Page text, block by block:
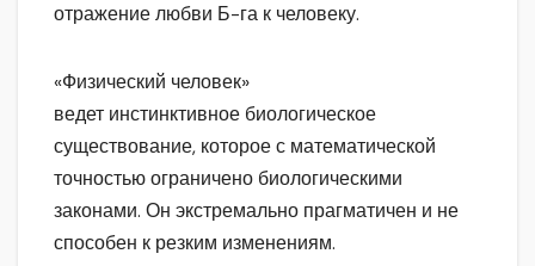
отражение любви Б-га к человеку.
«Физический человек»
ведет инстинктивное биологическое
существование, которое с математической
точностью ограничено биологическими
законами. Он экстремально прагматичен и не
способен к резким изменениям.